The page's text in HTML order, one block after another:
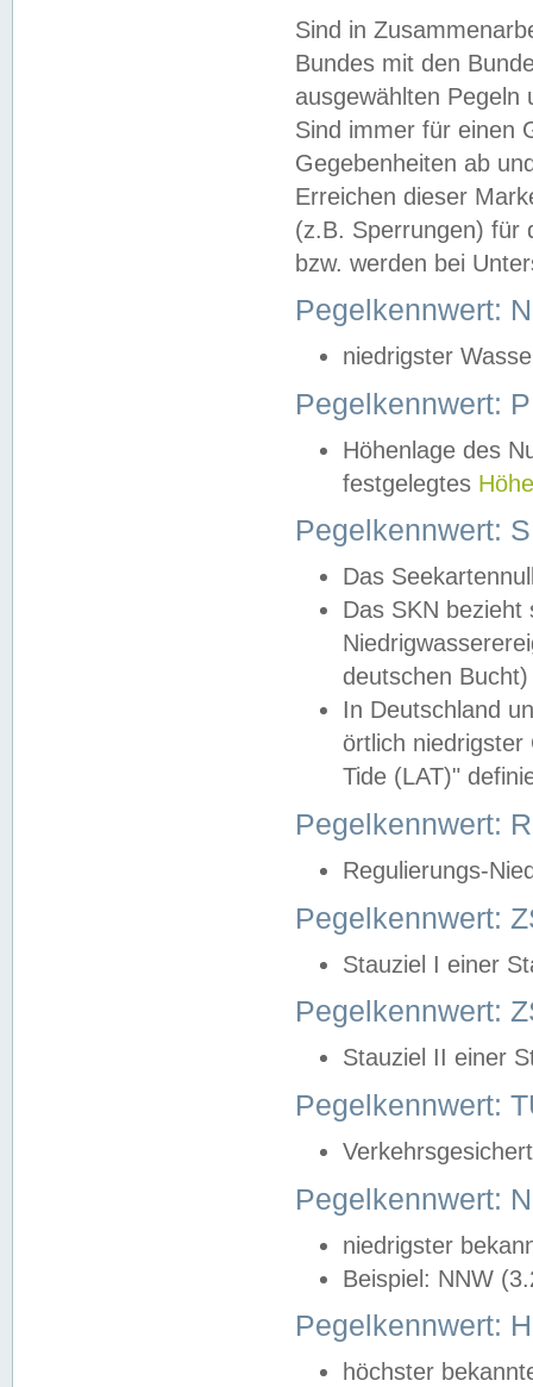
Sind in
Bundes mit den
ausgewählten
Sind immer für einen
Gegebenheiten ab
Erreichen dieser
(z.B. Sperrungen) für
bzw. werden bei
Pegelkennwert:
niedrigster
Pegelkennwert:
Höhenlage des
festgelegtes
Pegelkennwert:
Das
Das SKN
deutschen
In Deutschland
örtlich
Tide (LAT)"
Pegelkennwert:
Regulierungs-
Pegelkennwert:
Stauziel I einer
Pegelkennwert:
Stauziel II einer
Pegelkennwert:
Pegelkennwert:
niedrigster
Beispiel: NNW
Pegelkennwert:
höchster